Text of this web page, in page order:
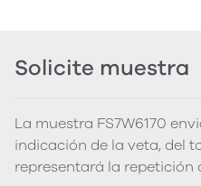
Solicite muestra
La muestra FS7W6170
indicación de la veta, del
representará la repetición